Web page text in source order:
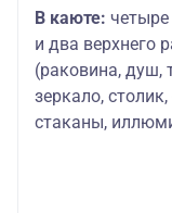
В каюте:
и два верхнего
(раковина, душ,
зеркало,
стаканы,